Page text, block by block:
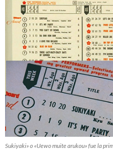
Sukiyaki» o «Uewo muite arukou» fue la